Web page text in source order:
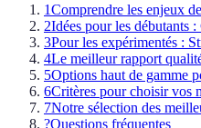
1Comprendre les enjeux
2Idées pour les débutants
3Pour les expérimentés :
4Le meilleur rapport
5Options haut de gamme
6Critères pour choisir vos
7Notre sélection des
?Questions fréquentes